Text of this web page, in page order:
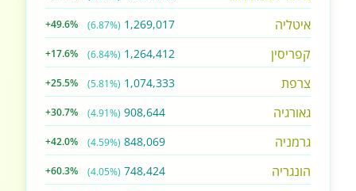
איטליה 1,269,017
(6.87%)
+49.6%
קפריסין 1,264,412
(6.84%)
+17.6%
צרפת 1,074,333
(5.81%)
+25.5%
גאורגיה 908,644
(4.91%)
+30.7%
גרמניה 848,069
(4.59%)
+42.0%
הונגריה 748,424
(4.05%)
+60.3%